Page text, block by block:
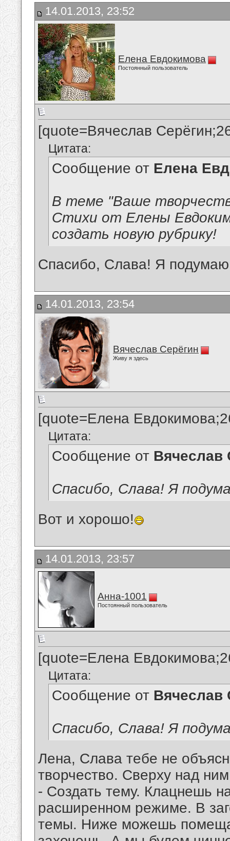
14.01.2013, 23:52
Елена Евдокимова
Постоянный пользователь
[quote=Вячеслав
Цитата:
Сообщение от Елена
В теме "Ваше
Стихи от Елены
создать новую рубрику!
Спасибо, Слава! Я
14.01.2013, 23:54
Вячеслав Серёгин
Живу я здесь
[quote=Елена
Цитата:
Сообщение от Вячеслав
Спасибо, Слава! Я
Вот и хорошо!
14.01.2013, 23:57
Анна-1001
Постоянный пользователь
[quote=Елена
Цитата:
Сообщение от Вячеслав
Спасибо, Слава! Я
Лена, Слава тебе не
творчество. Сверху над
- Создать тему. Клацнешь
расширенном режиме. В
темы. Ниже можешь